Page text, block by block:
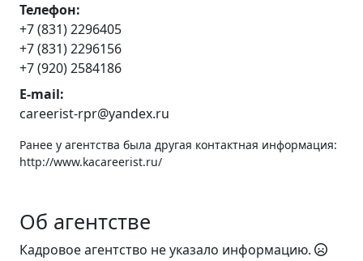
Телефон:
+7 (831) 2296405
+7 (831) 2296156
+7 (920) 2584186
E-mail:
careerist-rpr@yandex.ru
Ранее у агентства была другая контактная информация:
http://www.kacareerist.ru/
Об агентстве
Кадровое агентство не указало информацию.